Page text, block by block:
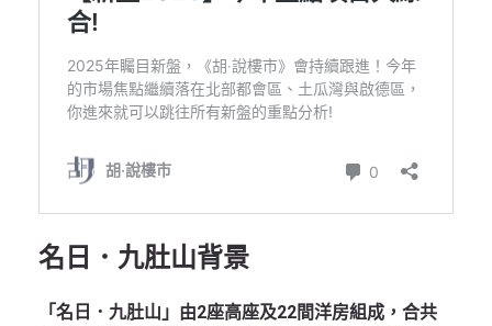
名日．九肚山背景
「名日．九肚山」由2座高座及22間洋房組成，合共